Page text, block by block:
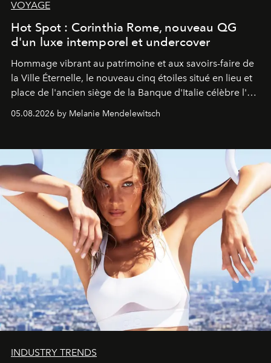
VOYAGE
Hot Spot : Corinthia Rome, nouveau QG
d'un luxe intemporel et undercover
Hommage vibrant au patrimoine et aux savoirs-faire de
la Ville Éternelle, le nouveau cinq étoiles situé en lieu et
place de l'ancien siège de la Banque d'Italie célèbre l'art
de vivre Romain dans toute son élégance intemporelle.
05.08.2026 by Melanie Mendelewitsch
INDUSTRY TRENDS